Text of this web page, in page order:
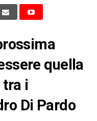
quella
i
Di Pardo